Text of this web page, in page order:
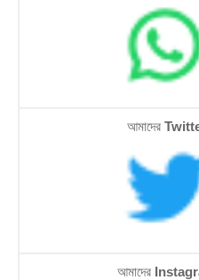
আমাদের
আমাদের